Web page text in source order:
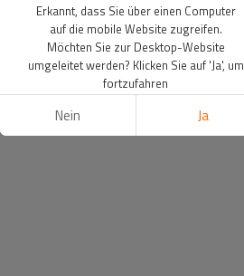
Erkannt, dass Sie über einen Computer
auf die mobile Website zugreifen.
Möchten Sie zur Desktop-Website
umgeleitet werden? Klicken Sie auf 'Ja', um
fortzufahren
Nein Ja